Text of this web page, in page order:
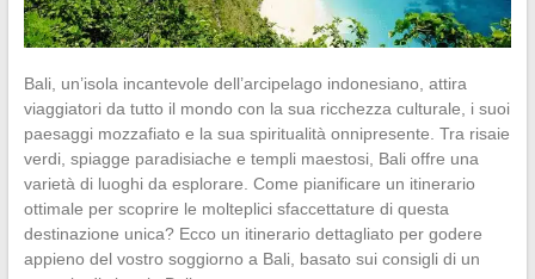
Bali, un’isola incantevole dell’arcipelago indonesiano, attira
viaggiatori da tutto il mondo con la sua ricchezza culturale, i suoi
paesaggi mozzafiato e la sua spiritualità onnipresente. Tra risaie
verdi, spiagge paradisiache e templi maestosi, Bali offre una
varietà di luoghi da esplorare. Come pianificare un itinerario
ottimale per scoprire le molteplici sfaccettature di questa
destinazione unica? Ecco un itinerario dettagliato per godere
appieno del vostro soggiorno a Bali, basato sui consigli di un